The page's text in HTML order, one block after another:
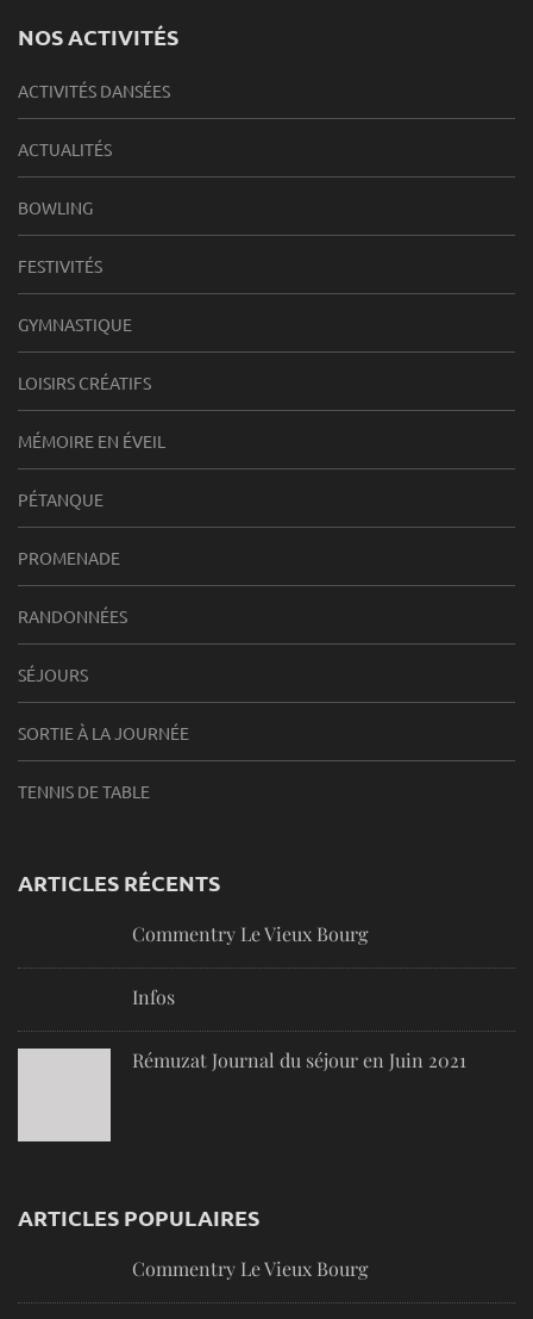
NOS ACTIVITÉS
ACTIVITÉS DANSÉES
ACTUALITÉS
BOWLING
FESTIVITÉS
GYMNASTIQUE
LOISIRS CRÉATIFS
MÉMOIRE EN ÉVEIL
PÉTANQUE
PROMENADE
RANDONNÉES
SÉJOURS
SORTIE À LA JOURNÉE
TENNIS DE TABLE
ARTICLES RÉCENTS
Commentry Le Vieux Bourg
Infos
Rémuzat Journal du séjour en Juin 2021
ARTICLES POPULAIRES
Commentry Le Vieux Bourg